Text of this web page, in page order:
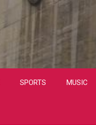
SPORTS MUSIC